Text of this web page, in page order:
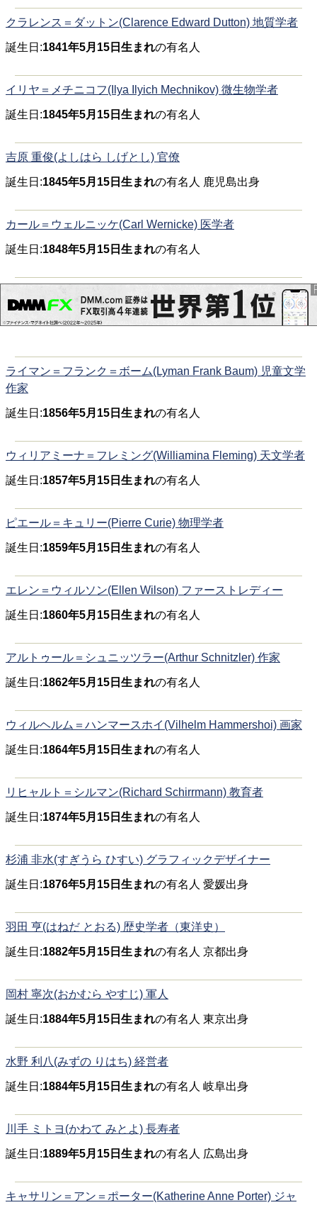
クラレンス＝ダットン(Clarence Edward Dutton) 地質学者
誕生日:1841年5月15日生まれの有名人
イリヤ＝メチニコフ(Ilya Ilyich Mechnikov) 微生物学者
誕生日:1845年5月15日生まれの有名人
吉原 重俊(よしはら しげとし) 官僚
誕生日:1845年5月15日生まれの有名人 鹿児島出身
カール＝ウェルニッケ(Carl Wernicke) 医学者
誕生日:1848年5月15日生まれの有名人
ライマン＝フランク＝ボーム(Lyman Frank Baum) 児童文学
作家
誕生日:1856年5月15日生まれの有名人
ウィリアミーナ＝フレミング(Williamina Fleming) 天文学者
誕生日:1857年5月15日生まれの有名人
ピエール＝キュリー(Pierre Curie) 物理学者
誕生日:1859年5月15日生まれの有名人
エレン＝ウィルソン(Ellen Wilson) ファーストレディー
誕生日:1860年5月15日生まれの有名人
アルトゥール＝シュニッツラー(Arthur Schnitzler) 作家
誕生日:1862年5月15日生まれの有名人
ウィルヘルム＝ハンマースホイ(Vilhelm Hammershoi) 画家
誕生日:1864年5月15日生まれの有名人
リヒャルト＝シルマン(Richard Schirrmann) 教育者
誕生日:1874年5月15日生まれの有名人
杉浦 非水(すぎうら ひすい) グラフィックデザイナー
誕生日:1876年5月15日生まれの有名人 愛媛出身
羽田 亨(はねだ とおる) 歴史学者（東洋史）
誕生日:1882年5月15日生まれの有名人 京都出身
岡村 寧次(おかむら やすじ) 軍人
誕生日:1884年5月15日生まれの有名人 東京出身
水野 利八(みずの りはち) 経営者
誕生日:1884年5月15日生まれの有名人 岐阜出身
川手 ミトヨ(かわて みとよ) 長寿者
誕生日:1889年5月15日生まれの有名人 広島出身
キャサリン＝アン＝ポーター(Katherine Anne Porter) ジャ